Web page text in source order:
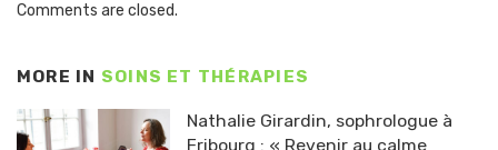
Comments are closed.
MORE IN SOINS ET THÉRAPIES
Nathalie Girardin, sophrologue à
Fribourg : « Revenir au calme